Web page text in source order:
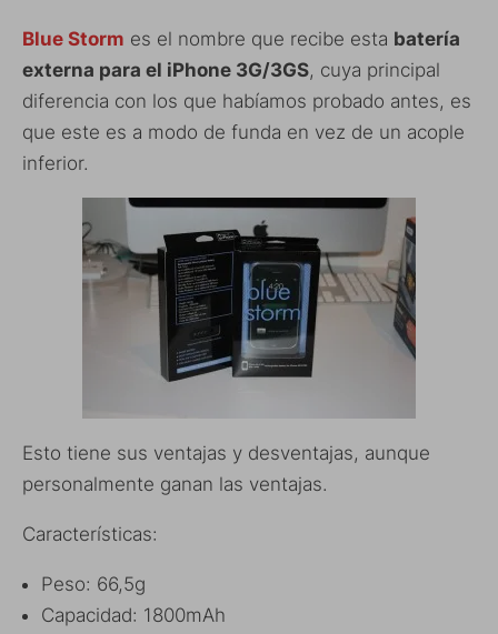
Blue Storm es el nombre que recibe esta batería
externa para el iPhone 3G/3GS, cuya principal
diferencia con los que habíamos probado antes, es
que este es a modo de funda en vez de un acople
inferior.
Esto tiene sus ventajas y desventajas, aunque
personalmente ganan las ventajas.
Características:
Peso: 66,5g
Capacidad: 1800mAh